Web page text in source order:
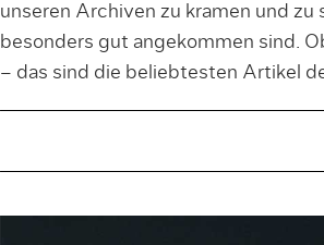
unseren Archiven zu kramen und
besonders gut angekommen sind.
– das sind die beliebtesten Artikel